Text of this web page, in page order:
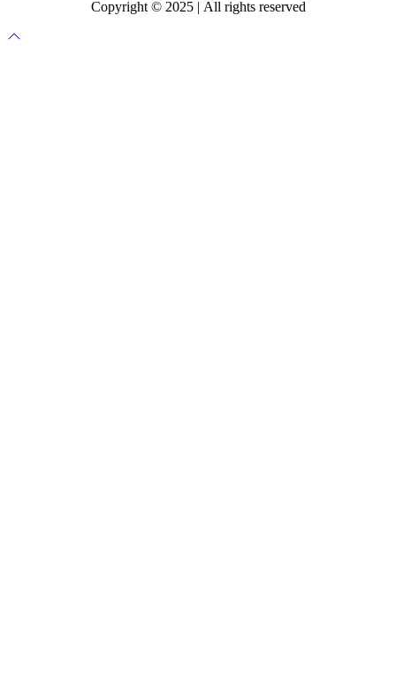
Copyright © 2025 | All rights reserved
Прокрутка